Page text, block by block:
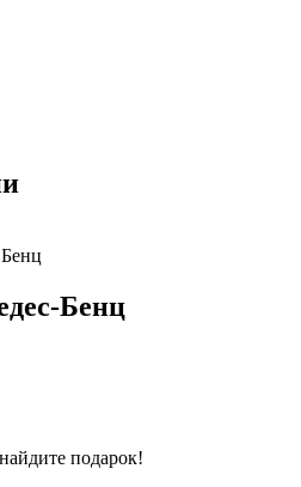
Бенц
подарок!